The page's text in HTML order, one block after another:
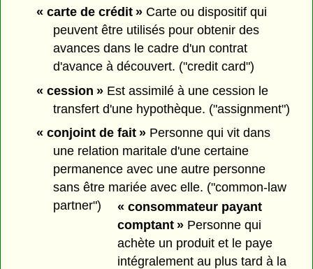
« carte de crédit »Carte ou dispositif qui
peuvent être utilisés pour obtenir des
avances dans le cadre d'un contrat
d'avance à découvert. ("credit card")
« cession »Est assimilé à une cession le
transfert d'une hypothèque. ("assignment")
« conjoint de fait »Personne qui vit dans
une relation maritale d'une certaine
permanence avec une autre personne
sans être mariée avec elle. ("common-law
partner")
« consommateur payant
comptant »Personne qui
achète un produit et le paye
intégralement au plus tard à la